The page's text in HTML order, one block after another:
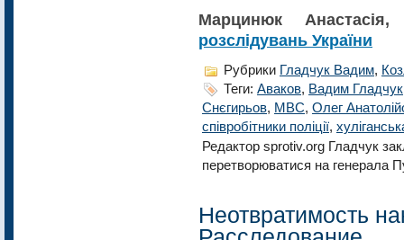
Марцинюк
розслідувань України
Рубрики Гладчук Вадим,
Теги: Аваков, Вадим Гладчук
Снєгирьов, МВС, Олег
співробітники поліції,
Редактор sprotiv.org Гладчук
перетворюватися на генерала
Неотвратимость